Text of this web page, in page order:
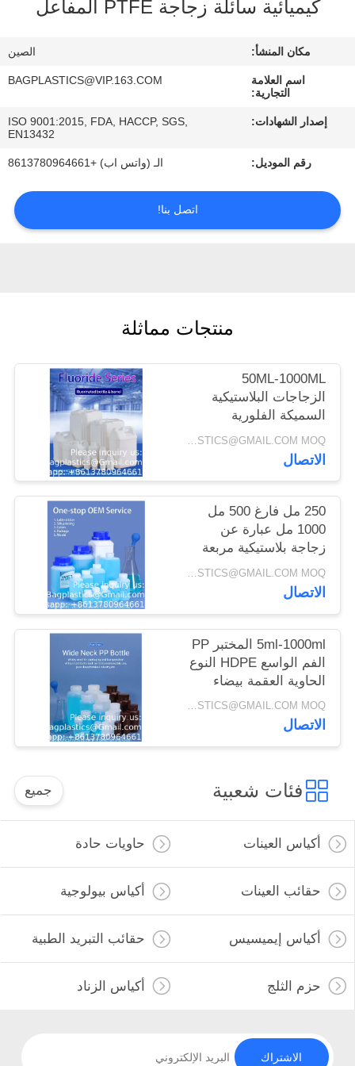
رقابة
اطلب
اقتباس
خريطة
الموقع
كيميائية سائلة زجاجة PTFE المفاعل
مكان المنشأ: الصين
اسم العلامة
التجارية:
BAGPLASTICS@VIP.163.COM
إصدار الشهادات:
ISO 9001:2015, FDA, HACCP, SGS,
EN13432
رقم الموديل: الـ (واتس اب) +8613780964661
اتصل بنا!
منتجات مماثلة
50ML-1000ML
الزجاجات البلاستيكية
السميكة الفلورية
المذيبات الكيميائية
العضوية حاوية الحزمة
INQUIRY: BAGPLASTICS@GMAIL.COM MOQ:الـ (واتس اب) +8613780964661
الاتصال
250 مل فارغ 500 مل
1000 مل عبارة عن
زجاجة بلاستيكية مربعة
مع غطاء داخلي
INQUIRY: BAGPLASTICS@GMAIL.COM MOQ:الـ (واتس اب) +8613780964661
الاتصال
5ml-1000ml المختبر PP
الفم الواسع HDPE النوع
الحاوية العقمة بيضاء
اللون
INQUIRY: BAGPLASTICS@GMAIL.COM MOQ:الـ (واتس اب) +8613780964661
الاتصال
فئات شعبية جميع
أكياس العينات حاويات حادة
حقائب العينات أكياس بيولوجية
أكياس إيميسيس حقائب التبريد الطبية
حزم الثلج أكياس الزناد
الاشتراك